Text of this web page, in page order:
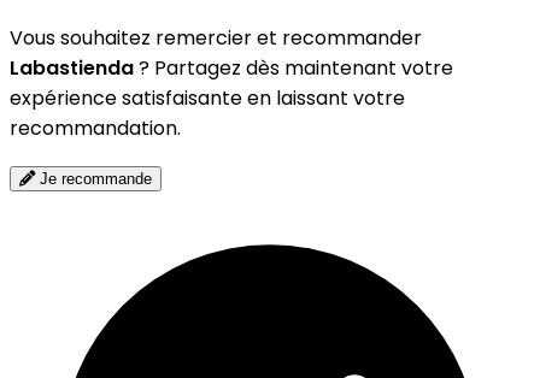
Vous souhaitez remercier et recommander
Labastienda? Partagez dès maintenant votre
expérience satisfaisante en laissant votre
recommandation.
Je recommande